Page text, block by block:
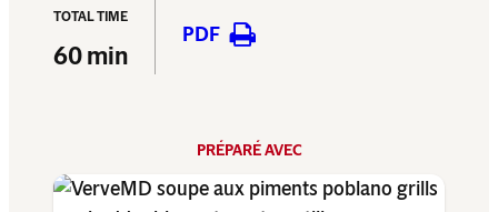
TOTAL TIME
60 min
PDF
PRÉPARÉ AVEC